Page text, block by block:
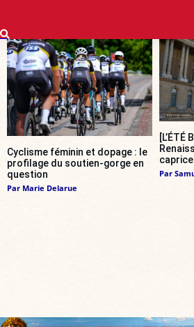
Cyclisme féminin et dopage : le
profilage du soutien-gorge en
question
Par Marie Delarue
[L’ÉTÉ
Par